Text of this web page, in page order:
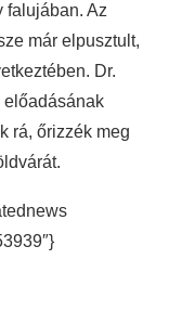
falujában. Az
már elpusztult,
Dr.
előadásának
rá, őrizzék meg